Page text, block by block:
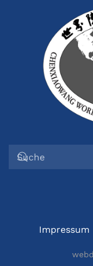
Impressum